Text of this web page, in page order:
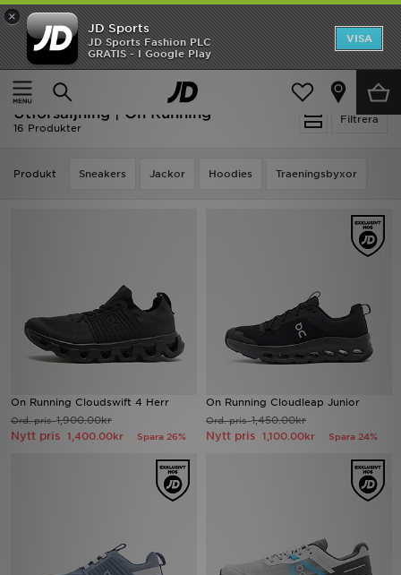
×
JD Sports
JD Sports Fashion PLC
GRATIS - I Google Play
VISA
Ny termin, ny stil Essentials för skolstarten
Hem
Utförsäljning | On Running
Filtrera
Utförsäljning | On Running
16 Produkter
Produkt Sneakers Jackor Hoodies Traeningsbyxor
On Running Cloudswift 4 Herr
Ord. pris1,900.00kr
Nytt pris 1,400.00kr Spara 26%
On Running Cloudleap Junior
Ord. pris1,450.00kr
Nytt pris 1,100.00kr Spara 24%
Hem
Rea
Nyheter
Bästsäljare
Sport
Fotboll
Ladda ner appen
Kundservice